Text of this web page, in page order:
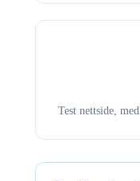
Test nettside,